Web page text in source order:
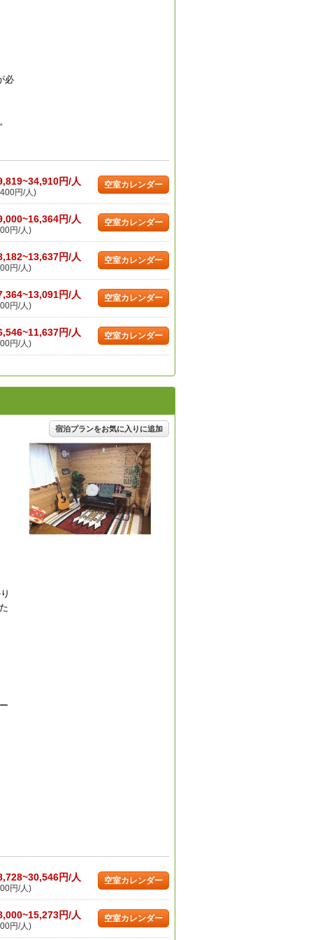
必
円/人
円/人)
空室カレンダー
円/人
円/人)
空室カレンダー
円/人
円/人)
空室カレンダー
円/人
円/人)
空室カレンダー
円/人
円/人)
空室カレンダー
宿泊プランをお気に入りに追加
円/人
円/人)
空室カレンダー
円/人
円/人)
空室カレンダー